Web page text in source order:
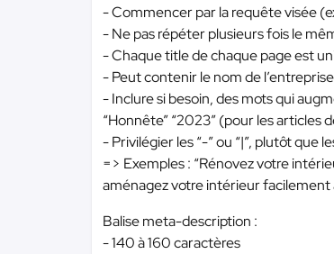
- Commencer par la requête visée
- Ne pas répéter plusieurs fois le
- Chaque title de chaque page est
- Peut contenir le nom de
- Inclure si besoin, des mots qui
“Honnête” “2023” (pour les articles
- Privilégier les “-” ou “|”, plutôt que
=> Exemples : “Rénovez votre
aménagez votre intérieur facilement
Balise meta-description :
- 140 à 160 caractères